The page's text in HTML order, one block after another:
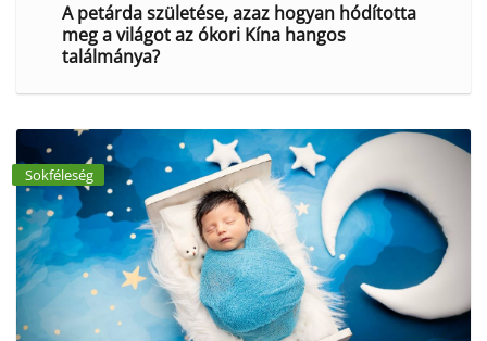
A petárda születése, azaz hogyan hódította
meg a világot az ókori Kína hangos
találmánya?
Sokféleség